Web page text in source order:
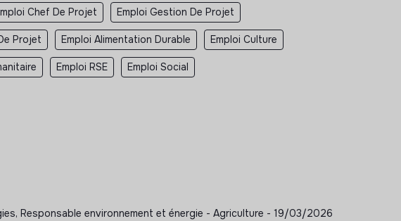
Chef De Projet Emploi Gestion De Projet
Projet Emploi Alimentation Durable Emploi Culture
Emploi RSE Emploi Social
Responsable environnement et énergie - Agriculture - 19/03/2026